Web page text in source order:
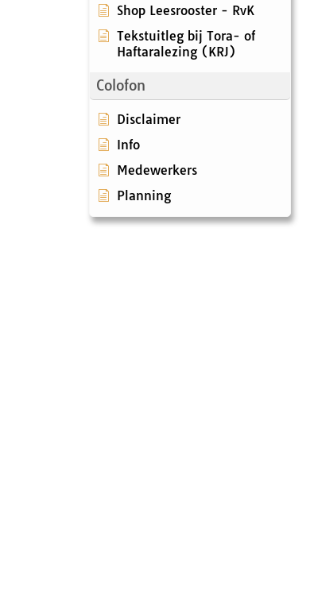
Shop Leesrooster - RvK
Tekstuitleg bij Tora- of
Haftaralezing (KRJ)
Colofon
Disclaimer
Info
Medewerkers
Planning